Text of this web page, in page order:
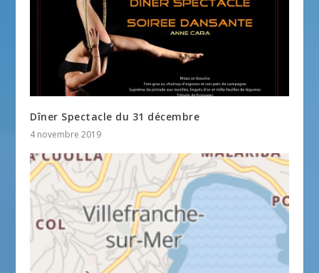
Dîner Spectacle du 31 décembre
4 novembre 2019